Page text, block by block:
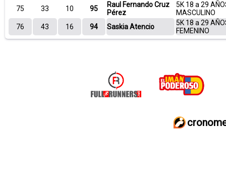
75
33 10 95
Raul Fernando Cruz
Pérez
5K 18 a 29
MASCULINO
76
43 16 94 Saskia Atencio
5K 18 a 29
FEMENINO